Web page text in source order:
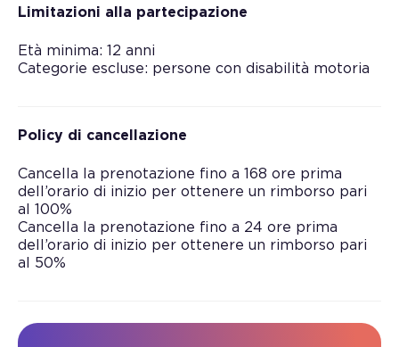
Limitazioni alla partecipazione
Età minima: 12 anni
Categorie escluse: persone con disabilità motoria
Policy di cancellazione
Cancella la prenotazione fino a 168 ore prima
dell’orario di inizio per ottenere un rimborso pari
al 100%
Cancella la prenotazione fino a 24 ore prima
dell’orario di inizio per ottenere un rimborso pari
al 50%